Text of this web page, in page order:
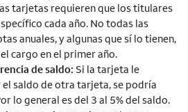
tarjetas requieren que los titulares
cada año. No todas las
anuales, y algunas que sí lo tienen,
cargo en el primer año.
de saldo: Si la tarjeta le
saldo de otra tarjeta, se podría
lo general es del 3 al 5% del saldo.